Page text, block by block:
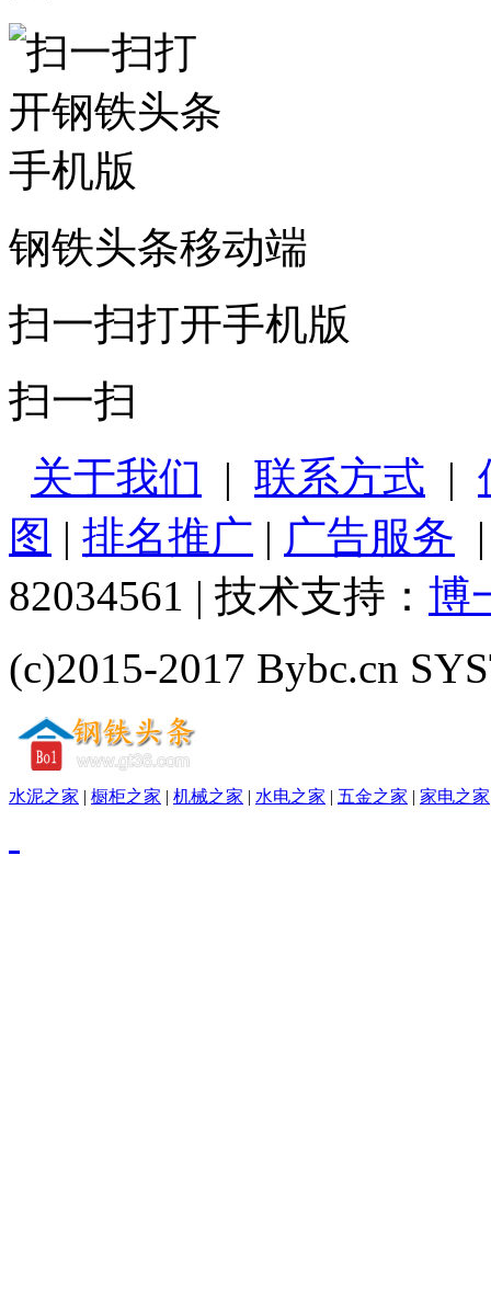
钢铁头条移动端
扫一扫打开手机版
扫一扫
关于我们 | 联系方式 |
图 | 排名推广 | 广告服务
82034561 | 技术支持： 博
(c)2015-2017 Bybc.cn
水泥之家 | 橱柜之家 | 机械之家 | 水电之家 | 五金之家 | 家电之家